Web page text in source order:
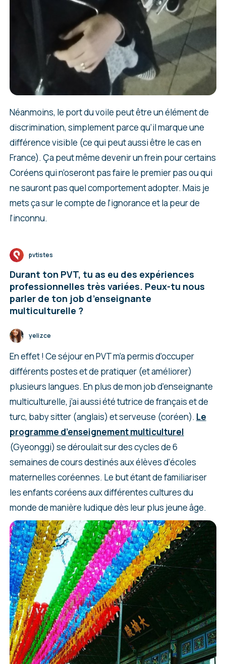
Néanmoins, le port du voile peut être un élément de
discrimination, simplement parce qu’il marque une
différence visible (ce qui peut aussi être le cas en
France). Ça peut même devenir un frein pour certains
Coréens qui n’oseront pas faire le premier pas ou qui
ne sauront pas quel comportement adopter. Mais je
mets ça sur le compte de l’ignorance et la peur de
l’inconnu.
pvtistes
Durant ton PVT, tu as eu des expériences
professionnelles très variées. Peux-tu nous
parler de ton job d’enseignante
multiculturelle ?
yelizce
En effet ! Ce séjour en PVT m’a permis d’occuper
différents postes et de pratiquer (et améliorer)
plusieurs langues. En plus de mon job d’enseignante
multiculturelle, j’ai aussi été tutrice de français et de
turc, baby sitter (anglais) et serveuse (coréen). Le
programme d’enseignement multiculturel
(Gyeonggi) se déroulait sur des cycles de 6
semaines de cours destinés aux élèves d’écoles
maternelles coréennes. Le but étant de familiariser
les enfants coréens aux différentes cultures du
monde de manière ludique dès leur plus jeune âge.